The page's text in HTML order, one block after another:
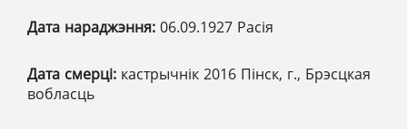
Дата нараджэння: 06.09.1927 Расія
Дата смерці: кастрычнік 2016 Пінск, г., Брэсцкая
вобласць